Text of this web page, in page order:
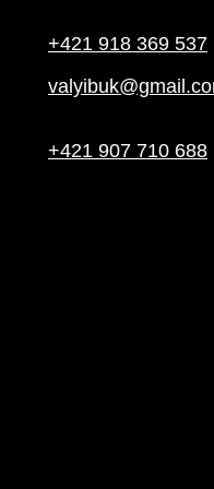
+421 918 369 537
+421 907 710 688